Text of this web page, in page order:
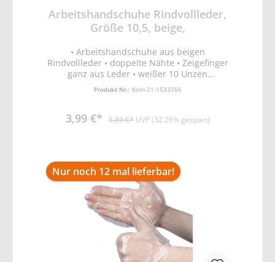
Arbeitshandschuhe Rindvollleder,
Größe 10,5, beige,
• Arbeitshandschuhe aus beigen
Rindvollleder • doppelte Nähte • Zeigefinger
ganz aus Leder • weißer 10 Unzen
Canvasrücken- und -sicherheitsstulpe •
Gummizug auf dem Handrücken • Knöchel-
mechanischen Risiken (Abrieb-, Schnitt,
Produkt Nr.: Kom-21-1533766
3,99 €* 5,89 €* UVP (32.26% gespart)
Nur noch 12 mal lieferbar!